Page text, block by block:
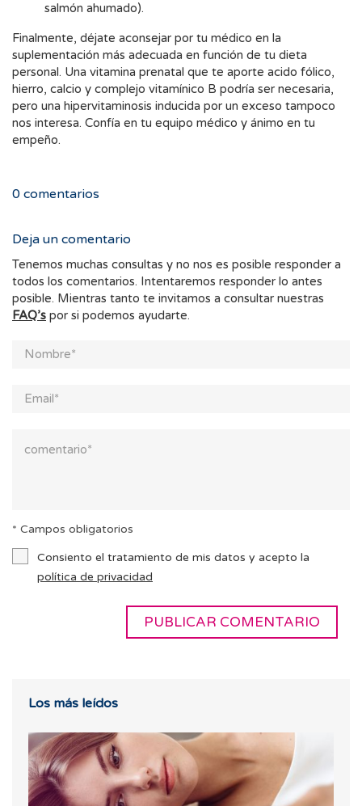
salmón ahumado).
Finalmente, déjate aconsejar por tu médico en la
suplementación más adecuada en función de tu dieta
personal. Una vitamina prenatal que te aporte acido fólico,
hierro, calcio y complejo vitamínico B podría ser necesaria,
pero una hipervitaminosis inducida por un exceso tampoco
nos interesa. Confía en tu equipo médico y ánimo en tu
empeño.
0 comentarios
Deja un comentario
Tenemos muchas consultas y no nos es posible responder a
todos los comentarios. Intentaremos responder lo antes
posible. Mientras tanto te invitamos a consultar nuestras
FAQ’s por si podemos ayudarte.
* Campos obligatorios
Consiento el tratamiento de mis datos y acepto la
política de privacidad
Los más leídos